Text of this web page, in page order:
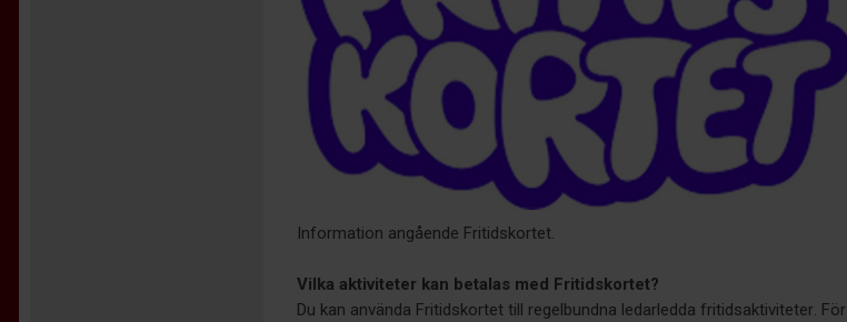
Information angående Fritidskortet.
Vilka aktiviteter kan betalas med Fritidskortet?
Du kan använda Fritidskortet till regelbundna ledarledda fritidsaktiviteter. För